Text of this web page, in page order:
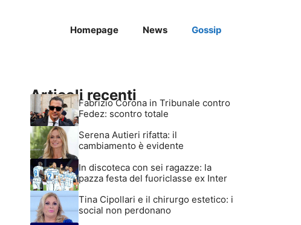
Homepage News Gossip
Articoli recenti
Fabrizio Corona in Tribunale contro
Fedez: scontro totale
Serena Autieri rifatta: il
cambiamento è evidente
In discoteca con sei ragazze: la
pazza festa del fuoriclasse ex Inter
Tina Cipollari e il chirurgo estetico: i
social non perdonano